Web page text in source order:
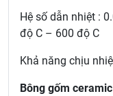
Hệ số dẫn nhiệt :
độ C – 600 độ C
Khả năng chịu
Bông gốm